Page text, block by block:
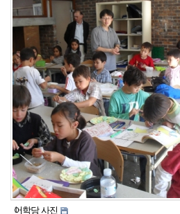
1
어학당 사진